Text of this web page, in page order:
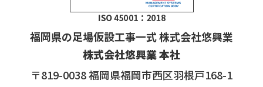
福岡県の足場仮設工事一式 株式会社悠興業
株式会社悠興業 本社
〒819-0038 福岡県福岡市西区羽根戸168-1